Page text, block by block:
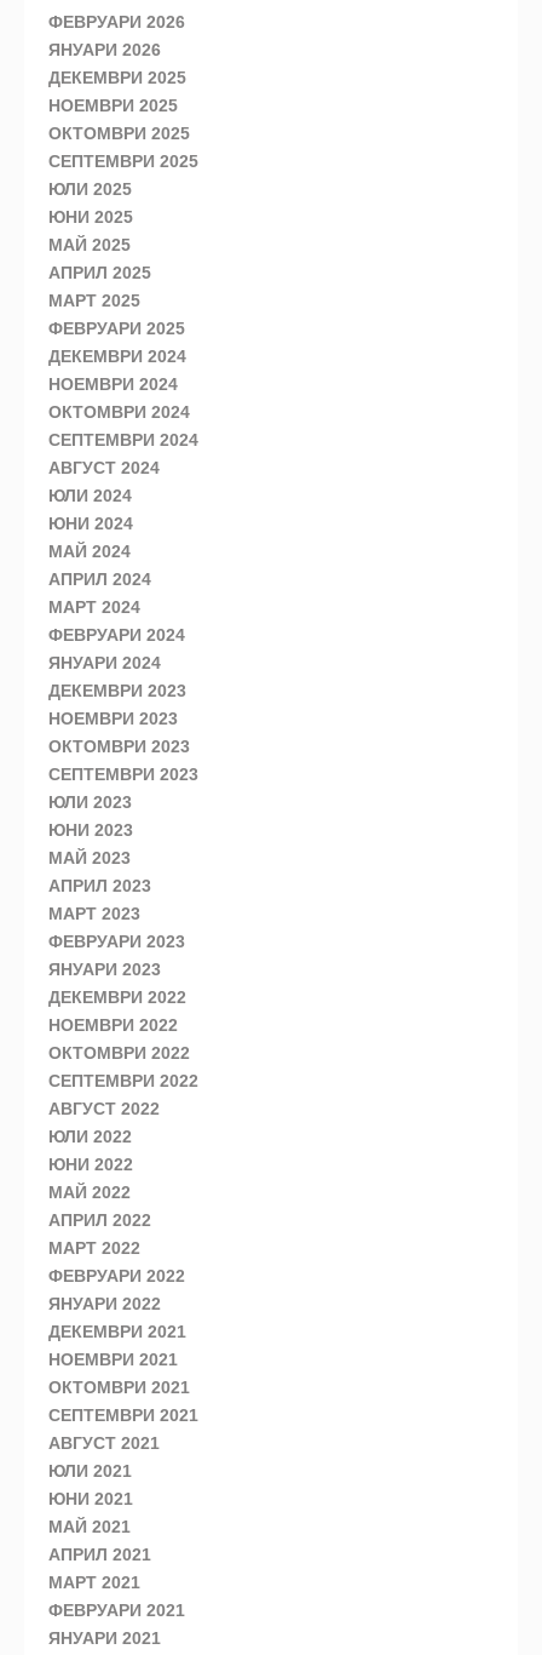
ФЕВРУАРИ 2026
ЯНУАРИ 2026
ДЕКЕМВРИ 2025
НОЕМВРИ 2025
ОКТОМВРИ 2025
СЕПТЕМВРИ 2025
ЮЛИ 2025
ЮНИ 2025
МАЙ 2025
АПРИЛ 2025
МАРТ 2025
ФЕВРУАРИ 2025
ДЕКЕМВРИ 2024
НОЕМВРИ 2024
ОКТОМВРИ 2024
СЕПТЕМВРИ 2024
АВГУСТ 2024
ЮЛИ 2024
ЮНИ 2024
МАЙ 2024
АПРИЛ 2024
МАРТ 2024
ФЕВРУАРИ 2024
ЯНУАРИ 2024
ДЕКЕМВРИ 2023
НОЕМВРИ 2023
ОКТОМВРИ 2023
СЕПТЕМВРИ 2023
ЮЛИ 2023
ЮНИ 2023
МАЙ 2023
АПРИЛ 2023
МАРТ 2023
ФЕВРУАРИ 2023
ЯНУАРИ 2023
ДЕКЕМВРИ 2022
НОЕМВРИ 2022
ОКТОМВРИ 2022
СЕПТЕМВРИ 2022
АВГУСТ 2022
ЮЛИ 2022
ЮНИ 2022
МАЙ 2022
АПРИЛ 2022
МАРТ 2022
ФЕВРУАРИ 2022
ЯНУАРИ 2022
ДЕКЕМВРИ 2021
НОЕМВРИ 2021
ОКТОМВРИ 2021
СЕПТЕМВРИ 2021
АВГУСТ 2021
ЮЛИ 2021
ЮНИ 2021
МАЙ 2021
АПРИЛ 2021
МАРТ 2021
ФЕВРУАРИ 2021
ЯНУАРИ 2021